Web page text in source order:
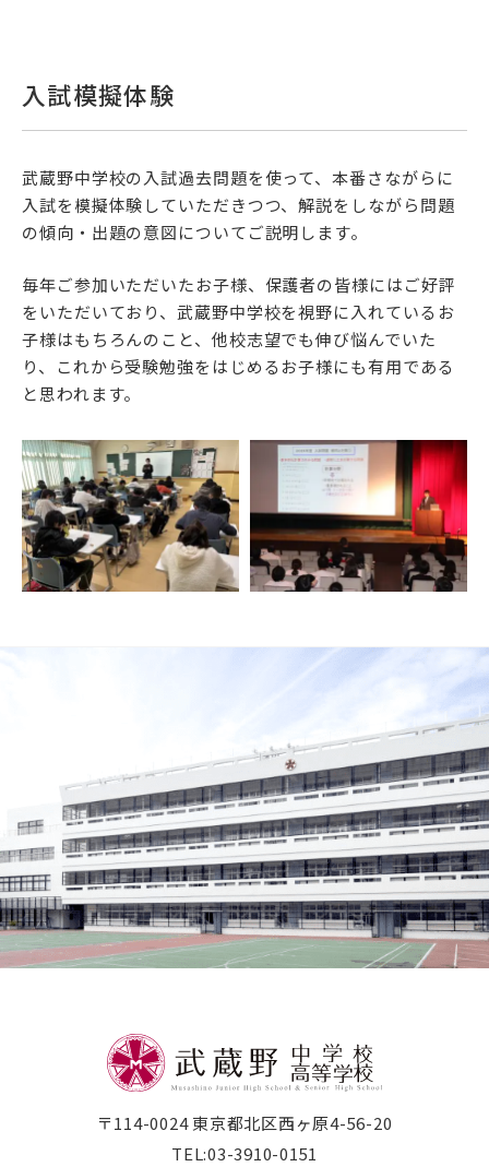
入試模擬体験
武蔵野中学校の入試過去問題を使って、本番さながらに
入試を模擬体験していただきつつ、解説をしながら問題
の傾向・出題の意図についてご説明します。
毎年ご参加いただいたお子様、保護者の皆様にはご好評
をいただいており、武蔵野中学校を視野に入れているお
子様はもちろんのこと、他校志望でも伸び悩んでいた
り、これから受験勉強をはじめるお子様にも有用である
と思われます。
〒114-0024 東京都北区西ヶ原4-56-20
TEL:03-3910-0151